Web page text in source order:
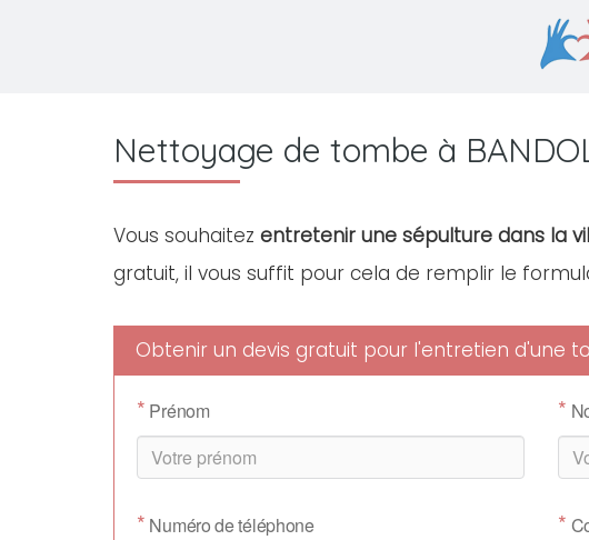
Nettoyage de tombe à
Vous souhaitez entretenir une sépulture dans la
gratuit, il vous suffit pour cela de remplir le
Obtenir un devis gratuit pour l'entretien d'une
* Prénom *
* Numéro de téléphone *